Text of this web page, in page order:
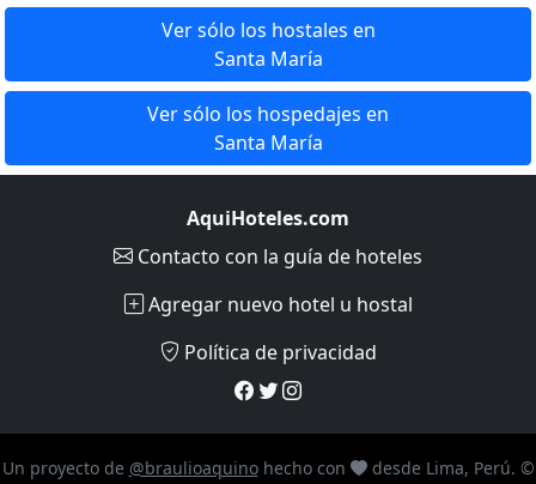
Ver sólo los hostales en
Santa María
Ver sólo los hospedajes en
Santa María
AquiHoteles.com
Contacto con la guía de hoteles
Agregar nuevo hotel u hostal
Política de privacidad
Un proyecto de @braulioaquinohecho con desde Lima, Perú. ©